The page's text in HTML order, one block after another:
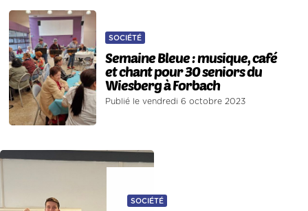
SOCIÉTÉ
Semaine Bleue : musique, café
et chant pour 30 seniors du
Wiesberg à Forbach
Publié le vendredi 6 octobre 2023
SOCIÉTÉ